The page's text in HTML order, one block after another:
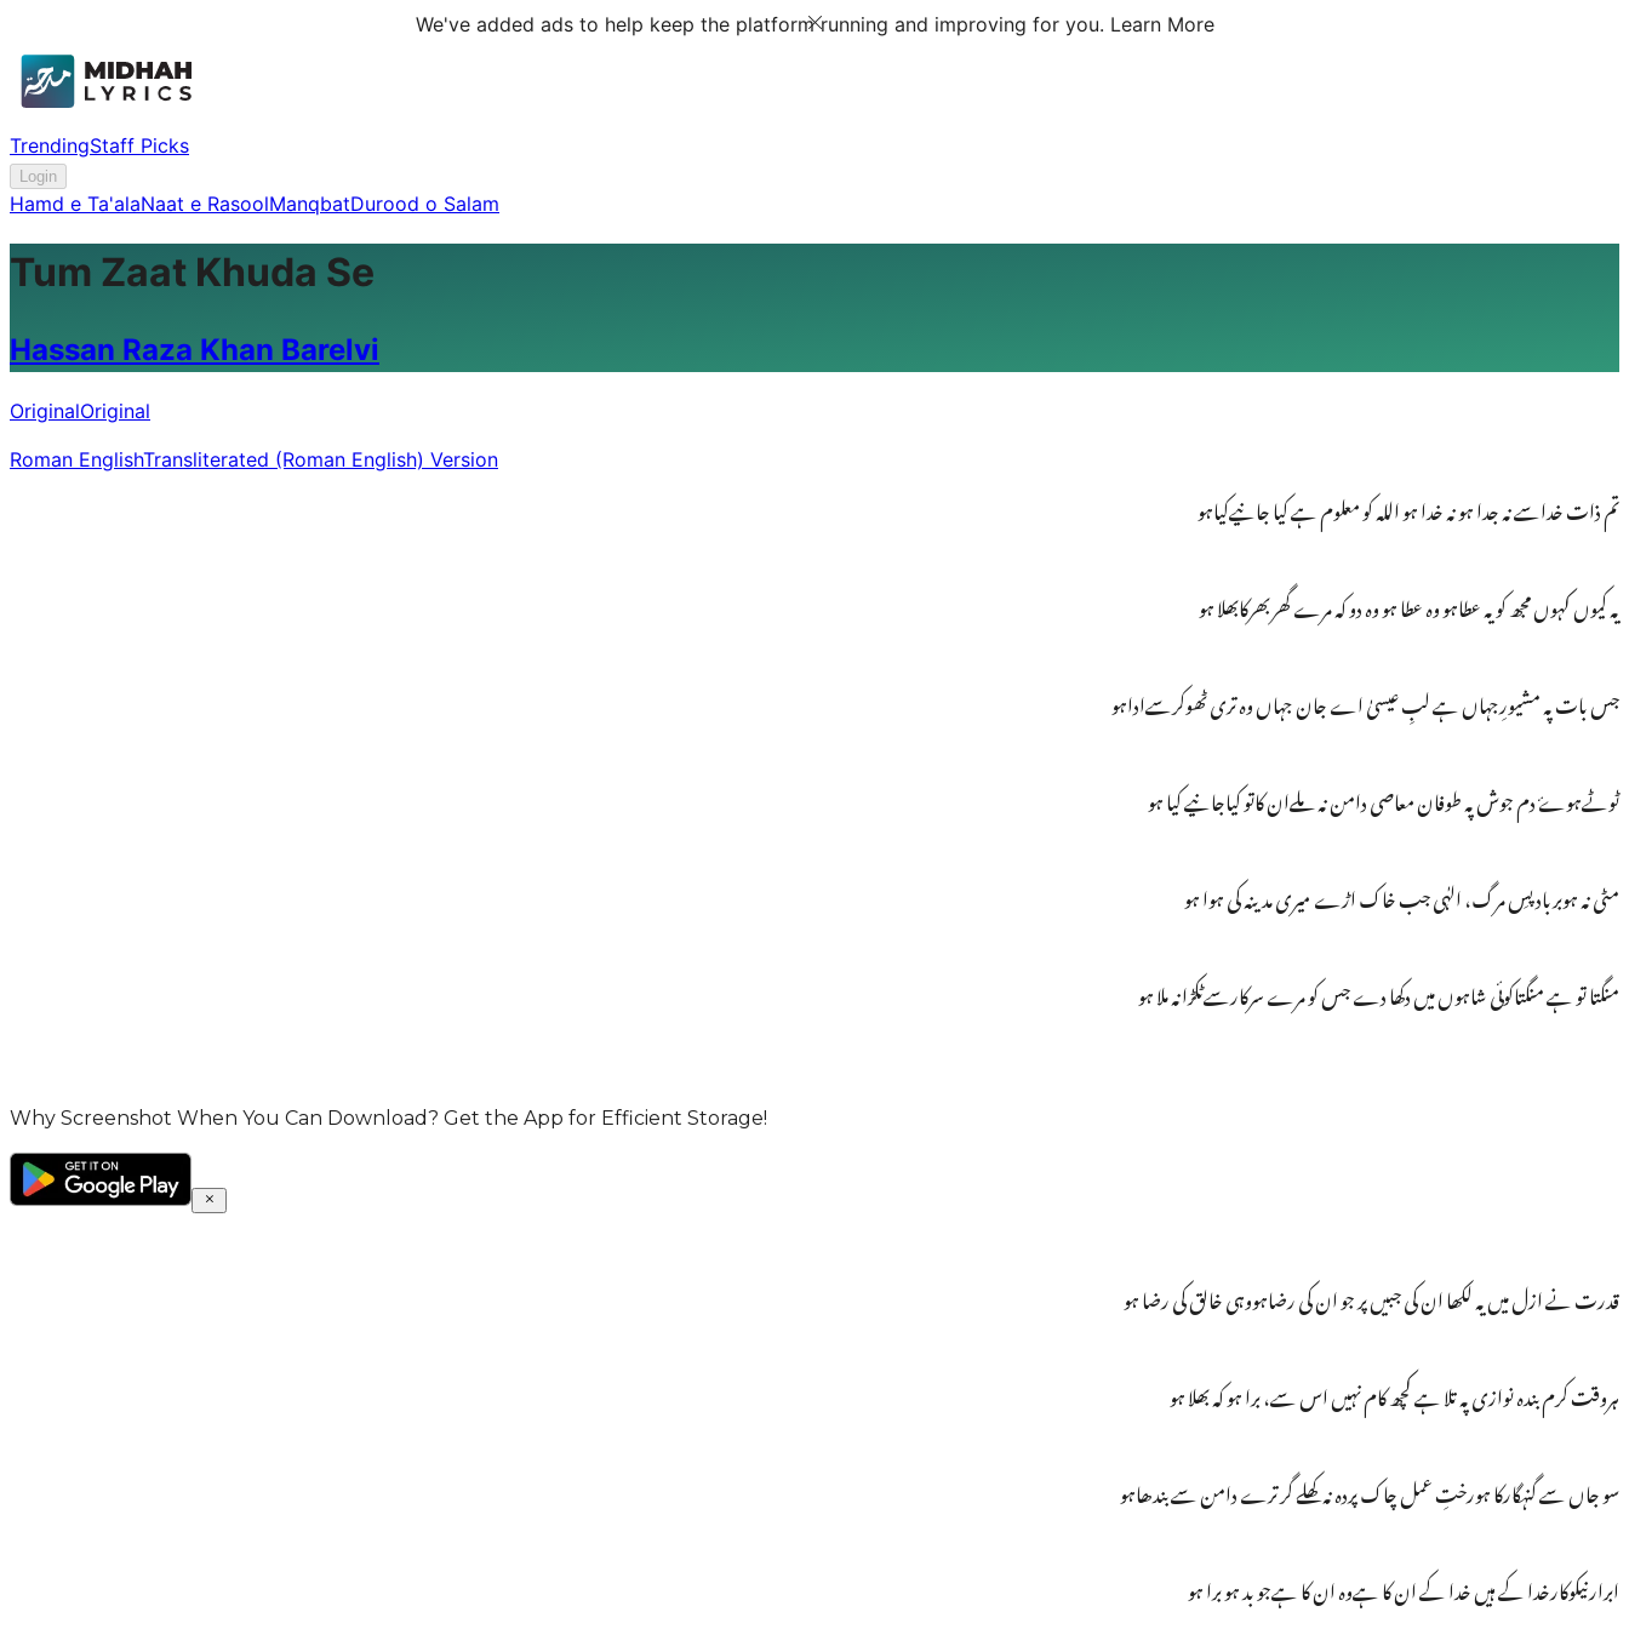
We've added ads to help keep the platform running and improving for you. Learn More
TrendingStaff Picks
Login
Hamd e Ta'alaNaat e RasoolManqbatDurood o Salam
Tum Zaat Khuda Se
Hassan Raza Khan Barelvi
OriginalOriginal
Roman EnglishTransliterated (Roman English) Version
تم ذات خداسے نہ جدا ہو نہ خدا ہو اللہ کو معلوم ہے کیا جانیےکیاہو
یہ کیوں کہوں مجھ کو یہ عطاہو وہ عطا ہو وہ دو کہ مرے گھربھرکابھلا ہو
جس بات پہ مشیورِجہاں ہے لبِ عیسیٰ اے جان جہاں وہ تری ٹھوکرسےاداہو
ٹوٹےہوۓ دم جوش پہ طوفان معاصی دامن نہ ملےان کاتو کیاجانیے کیا ہو
مٹی نہ ہوبرباد پسِ مرگ، الہٰی جب خاک اڑے میری مدینہ کی ہوا ہو
منگتا تو ہے منگتاکوئی شاہوں میں دکھا دے جس کو مرے سرکارسےٹکڑانہ ملا ہو
Why Screenshot When You Can Download? Get the App for Efficient Storage!
قدرت نے ازل میں یہ لکھا ان کی جبیں پر جو ان کی رضاہووہی خالق کی رضا ہو
ہروقت کرم بندہ نوازی پہ تلا ہے کچھ کام نہیں اس سے، برا ہو کہ بھلا ہو
سو جاں سے گنہگارکا ہورختِ عمل چاک پردہ نہ کھلے گر ترے دامن سے بندھاہو
ابرارنیکوکارخدا کے ہیں خدا کے ان کا ہےوہ ان کا ہےجو بد ہو برا ہو